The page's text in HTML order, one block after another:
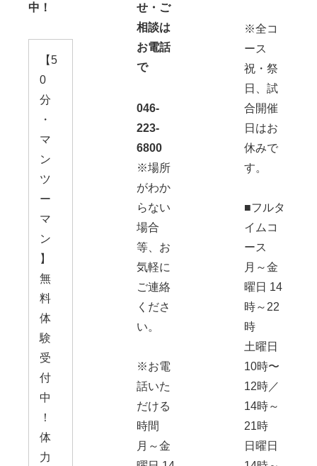
中！
【5
0
分
・
マ
ン
ツ
ー
マ
ン
】
無
料
体
験
受
付
中
！
体
力
せ・ご
相談は
お電話
で
046-
223-
6800
※場所
がわか
らない
場合
等、お
気軽に
ご連絡
くださ
い。
※お電
話いた
だける
時間
月～金
※全コ
ース
祝・祭
日、試
合開催
日はお
休みで
す。
■フルタ
イムコ
ース
月～金
曜日 14
時～22
時
土曜日
10時〜
12時／
14時～
21時
日曜日